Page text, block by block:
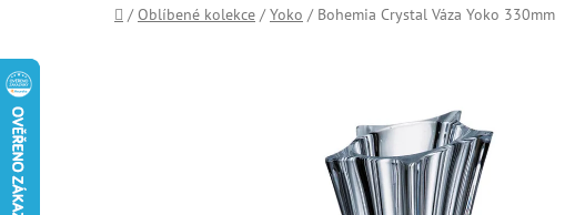
Domů
/ Oblíbené kolekce / Yoko / Bohemia Crystal Váza Yoko 330mm